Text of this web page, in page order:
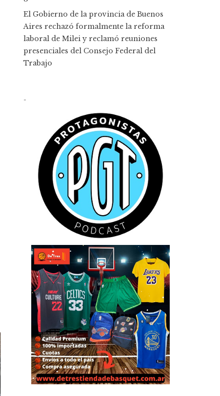
El Gobierno de la provincia de Buenos
Aires rechazó formalmente la reforma
laboral de Milei y reclamó reuniones
presenciales del Consejo Federal del
Trabajo
-